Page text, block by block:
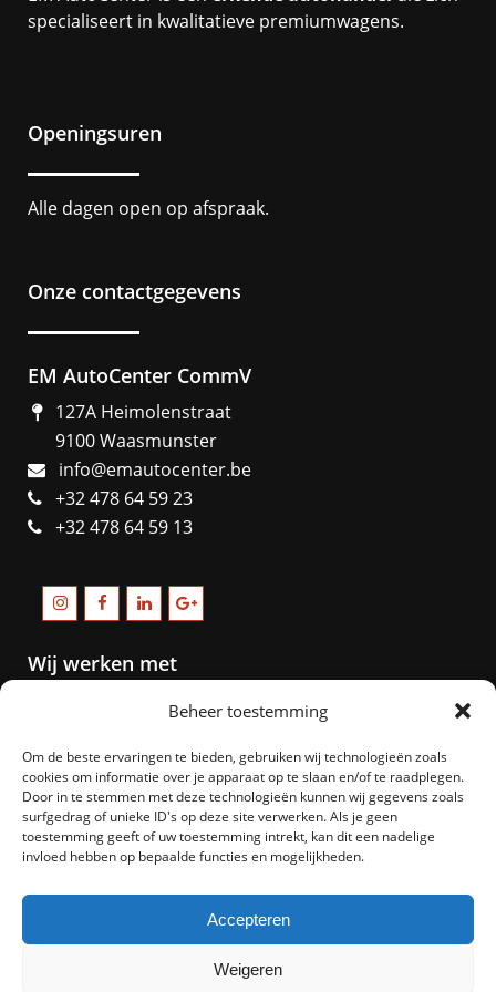
Beheer toestemming
Om de beste ervaringen te bieden, gebruiken wij technologieën zoals
cookies om informatie over je apparaat op te slaan en/of te raadplegen.
Door in te stemmen met deze technologieën kunnen wij gegevens zoals
surfgedrag of unieke ID's op deze site verwerken. Als je geen
toestemming geeft of uw toestemming intrekt, kan dit een nadelige
invloed hebben op bepaalde functies en mogelijkheden.
Accepteren
Weigeren
specialiseert in kwalitatieve premiumwagens.
Openingsuren
Alle dagen open op afspraak.
Onze contactgegevens
EM AutoCenter CommV
127A Heimolenstraat
9100 Waasmunster
info@emautocenter.be
+32 478 64 59 23
+32 478 64 59 13
Wij werken met